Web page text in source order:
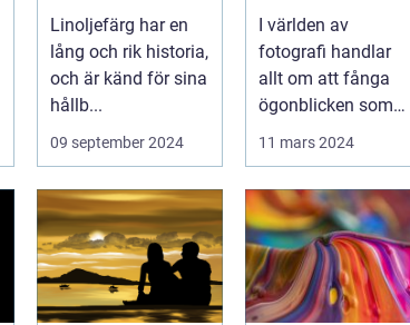
Målartekniken
Linoljefärg har en
lång och rik historia,
och är känd för sina
hållb...
09 september 2024
fotograf i
Norrköping
I världen av
fotografi handlar
allt om att fånga
ögonblicken som
11 mars 2024